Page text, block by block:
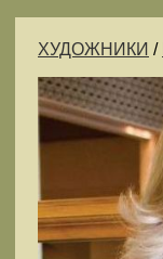
ХУДОЖНИКИ /